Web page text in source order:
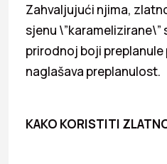
Zahvaljujući njima,
sjenu
prirodnoj boji preplanule
naglašava preplanulost.
KAKO KORISTITI